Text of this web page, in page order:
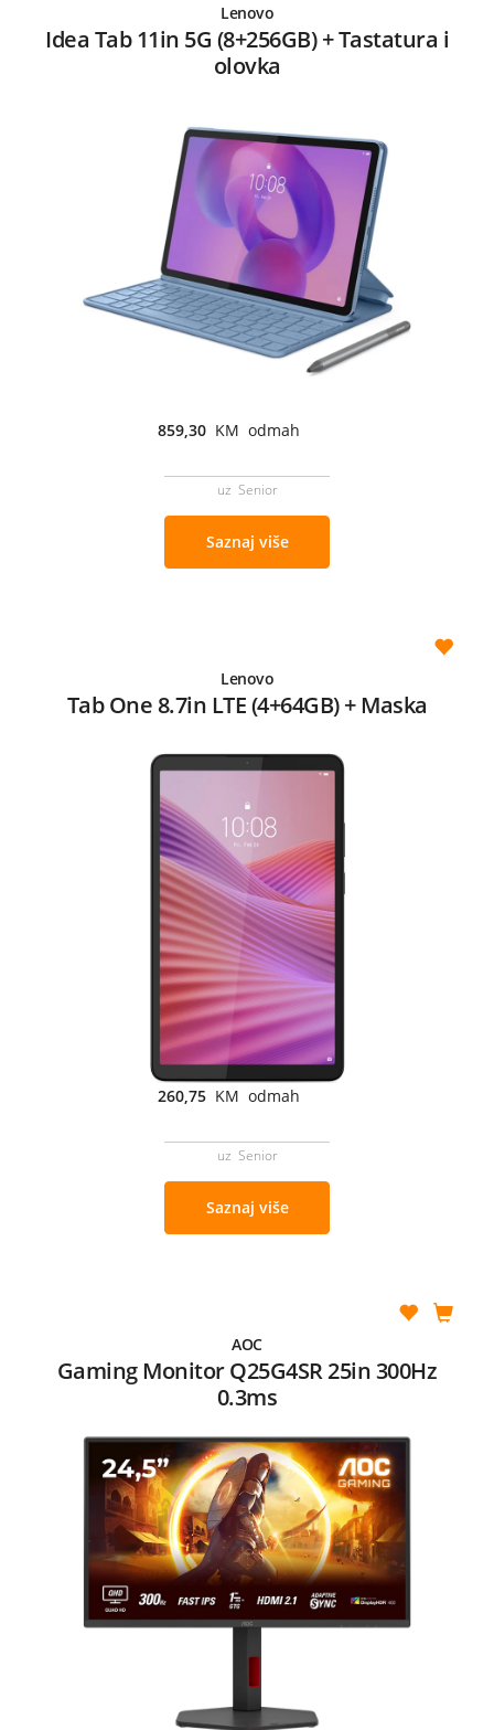
Lenovo
Idea Tab 11in 5G (8+256GB) + Tastatura i
olovka
859,30 KM odmah
uz Senior
Saznaj više
Lenovo
Tab One 8.7in LTE (4+64GB) + Maska
260,75 KM odmah
uz Senior
Saznaj više
AOC
Gaming Monitor Q25G4SR 25in 300Hz
0.3ms